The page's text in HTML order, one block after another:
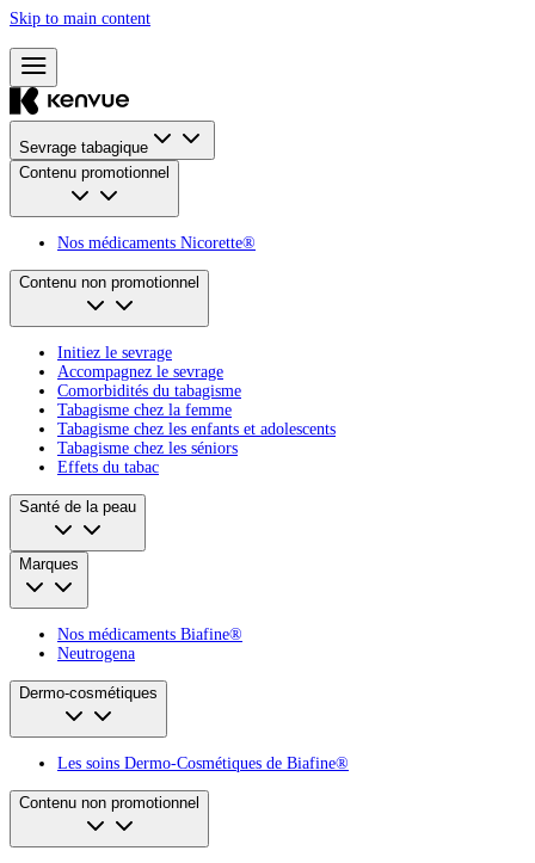
Skip to main content
Sevrage tabagique
Contenu promotionnel
Nos médicaments Nicorette®
Contenu non promotionnel
Initiez le sevrage
Accompagnez le sevrage
Comorbidités du tabagisme
Tabagisme chez la femme
Tabagisme chez les enfants et adolescents
Tabagisme chez les séniors
Effets du tabac
Santé de la peau
Marques
Nos médicaments Biafine®
Neutrogena
Dermo-cosmétiques
Les soins Dermo-Cosmétiques de Biafine®
Contenu non promotionnel